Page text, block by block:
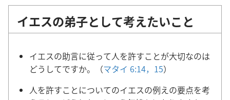
イエスの弟子として考えたいこと
イエスの助言に従って人を許すことが大切なのは
どうしてですか。（マタイ 6:14，15）
人を許すことについてのイエスの例えの要点を考